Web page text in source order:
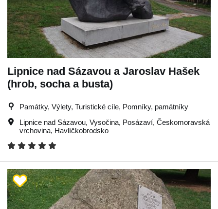
Lipnice nad Sázavou a Jaroslav Hašek
(hrob, socha a busta)
Památky, Výlety, Turistické cíle, Pomníky, památníky
Lipnice nad Sázavou, Vysočina, Posázaví, Českomoravská
vrchovina, Havlíčkobrodsko